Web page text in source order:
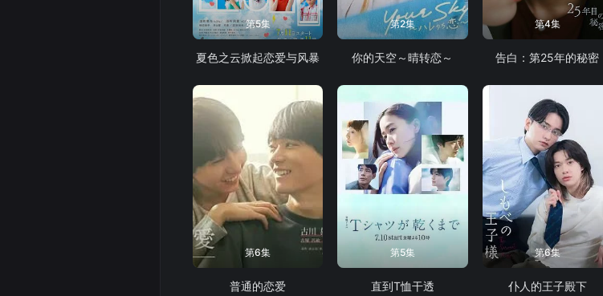
第5集
夏色之云掀起恋爱与风暴
第2集
你的天空～晴转恋～
第4集
告白：第25年的秘密
第6集
普通的恋爱
第5集
直到T恤干透
第6集
仆人的王子殿下